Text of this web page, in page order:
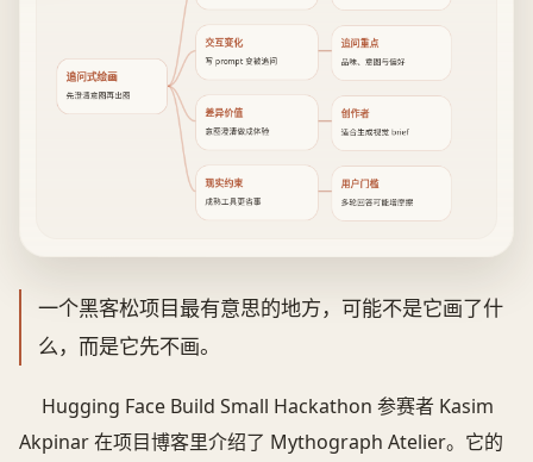
追问式绘画
先澄清意图再出图
交互变化
写 prompt 变被追问
追问重点
品味、意图与偏好
差异价值
意图澄清做成体验
创作者
适合生成视觉 brief
现实约束
成熟工具更省事
用户门槛
多轮回答可能增摩擦
一个黑客松项目最有意思的地方，可能不是它画了什
么，而是它先不画。
Hugging Face Build Small Hackathon 参赛者 Kasim
Akpinar 在项目博客里介绍了 Mythograph Atelier。它的